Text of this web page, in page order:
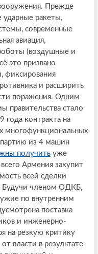
Прежде
ударные ракеты,
современные
авиация,
(воздушные и
это призвано
фиксирования
и расширить
поражения. Одним
правительства стало
года контракта на
многофункциональных
из 4 машин
получитьуже
Армения закупит
всей сделки
Будучи членом ОДКБ,
по внутренним
поставка
и инженерно-
на резкую критику
власти в результате